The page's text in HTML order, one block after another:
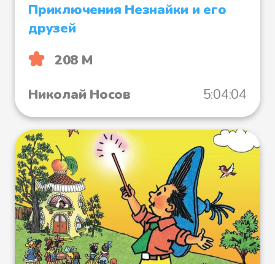
Приключения Незнайки и его
друзей
208 М
Николай Носов
5:04:04